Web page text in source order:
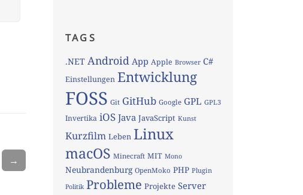
→
TAGS
.NET Android App Apple Browser C#
Einstellungen Entwicklung
FOSS Git GitHub Google GPL GPL3
Invertika iOS Java JavaScript Kunst
Kurzfilm Leben Linux
macOS Minecraft MIT Mono
Neubrandenburg OpenMoko PHP Plugin
Politik Probleme Projekte Server